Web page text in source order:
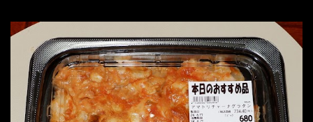
ンとした厚さのあるトンカツです。 それも揚げたての熱々です。
これを難なく完食出来なければ、漢では無い！と云っても過言で
はないだろう。 この他も、兎に角ボリューム満点で＜薄カツ＞と
呼ばれるメニューは、トンカツが2枚重ねて出てくるだ！ 1枚が薄
いから、2枚乗せにしたらしいけど・・・
イ棒状ラーメンを、OKストアで見かけ思わず手に取って買い物篭
へ 坦々まぜそばと＜数量限定＞宮崎辛麺風ラーメン オーッといき
なり私の胃袋をグサッと・・・・ 棒状インスタントラーメンの
デビューが決まりました。 か・ら・め・ん・辛麺！ 宮崎辛麺は
チャルメラや日清からも出されている、辛口のラーメンじゃ
ん！！ 酸っぱくしたら、酸辣湯麺？なんてね。 よし今日のサラ